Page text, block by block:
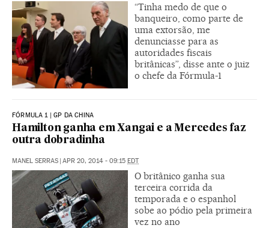
“Tinha medo de que o
banqueiro, como parte de
uma extorsão, me
denunciasse para as
autoridades fiscais
britânicas”, disse ante o juiz
o chefe da Fórmula-1
FÓRMULA 1 | GP DA CHINA
Hamilton ganha em Xangai e a Mercedes faz
outra dobradinha
MANEL SERRAS | APR 20, 2014 - 09:15 EDT
O britânico ganha sua
terceira corrida da
temporada e o espanhol
sobe ao pódio pela primeira
vez no ano